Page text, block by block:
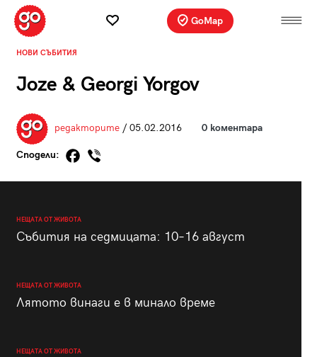
GoMap
НОВИ СЪБИТИЯ
Joze & Georgi Yorgov
редакторите/ 05.02.2016 0 коментара
Сподели:
НЕЩАТА ОТ ЖИВОТА
Събития на седмицата: 10–16 август
НЕЩАТА ОТ ЖИВОТА
Лятото винаги е в минало време
НЕЩАТА ОТ ЖИВОТА